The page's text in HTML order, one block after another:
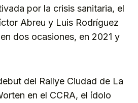
por la crisis sanitaria, el
Abreu y Luis Rodríguez
dos ocasiones, en 2021 y
del Rallye Ciudad de La
en el CCRA, el ídolo